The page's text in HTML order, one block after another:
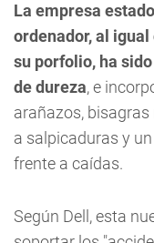
La empresa
ordenador, al
su porfolio, ha
de dureza, e
arañazos,
a salpicaduras y
frente a caídas.
Según Dell, esta